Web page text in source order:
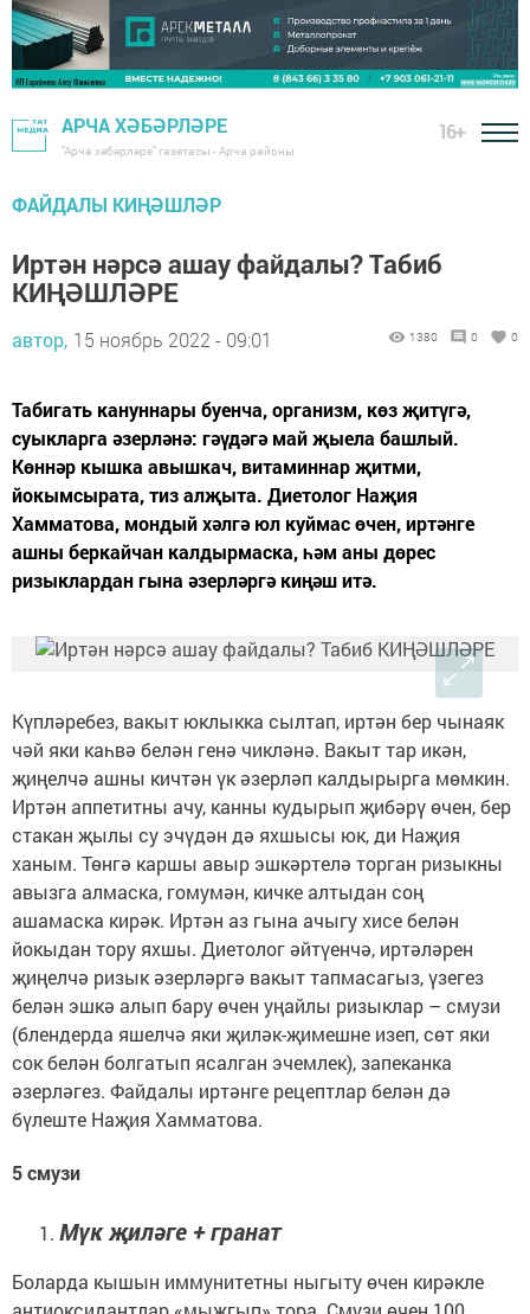
АРЧА ХӘБӘРЛӘРЕ
"Арча хәбәрләре" газетасы - Арча районы
16+
ФАЙДАЛЫ КИҢӘШЛӘР
Иртән нәрсә ашау файдалы? Табиб
КИҢӘШЛӘРЕ
автор, 15 ноябрь 2022 - 09:01 1380 0 0
Табигать кануннары буенча, организм, көз җитүгә,
суыкларга әзерләнә: гәүдәгә май җыела башлый.
Көннәр кышка авышкач, витаминнар җитми,
йокымсырата, тиз алҗыта. Диетолог Наҗия
Хамматова, мондый хәлгә юл куймас өчен, иртәнге
ашны беркайчан калдырмаска, һәм аны дөрес
ризыклардан гына әзерләргә киңәш итә.
Күпләребез, вакыт юклыкка сылтап, иртән бер чынаяк
чәй яки каһвә белән генә чикләнә. Вакыт тар икән,
җиңелчә ашны кичтән үк әзерләп калдырырга мөмкин.
Иртән аппетитны ачу, канны кудырып җибәрү өчен, бер
стакан җылы су эчүдән дә яхшысы юк, ди Наҗия
ханым. Төнгә каршы авыр эшкәртелә торган ризыкны
авызга алмаска, гомумән, кичке алтыдан соң
ашамаска кирәк. Иртән аз гына ачыгу хисе белән
йокыдан тору яхшы. Диетолог әйтүенчә, иртәләрен
җиңелчә ризык әзерләргә вакыт тапмасагыз, үзегез
белән эшкә алып бару өчен уңайлы ризыклар – смузи
(блендерда яшелчә яки җиләк-җимешне изеп, сөт яки
сок белән болгатып ясалган эчемлек), запеканка
әзерләгез. Файдалы иртәнге рецептлар белән дә
бүлеште Наҗия Хамматова.
5 смузи
Мүк җиләге + гранат
Боларда кышын иммунитетны ныгыту өчен кирәкле